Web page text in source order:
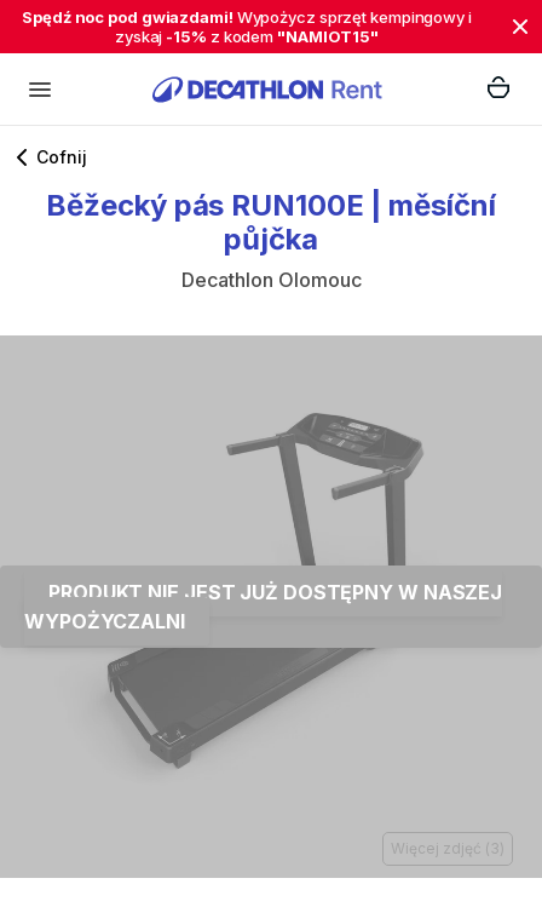
Spędź noc pod gwiazdami! Wypożycz sprzęt kempingowy i
zyskaj -15% z kodem "NAMIOT15"
Cofnij
Běžecký pás RUN100E
měsíční
půjčka
Decathlon Olomouc
PRODUKT NIE JEST JUŻ DOSTĘPNY W NASZEJ
WYPOŻYCZALNI
Więcej zdjęć ( 3 )